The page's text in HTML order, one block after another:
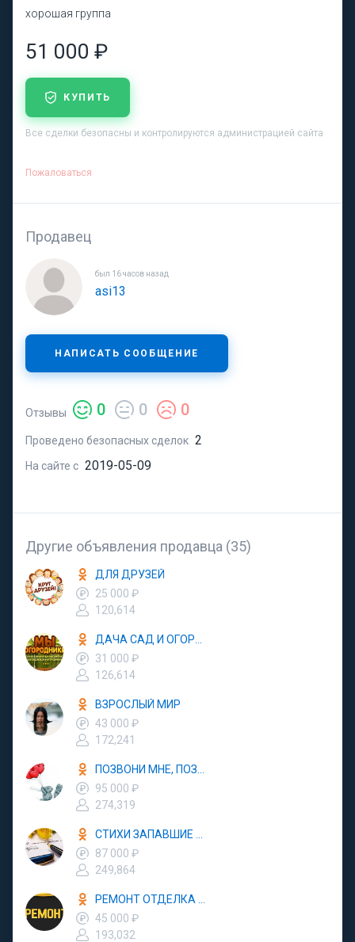
хорошая группа
51 000 ₽
КУПИТЬ
Все сделки безопасны и контролируются администрацией сайта
Пожаловаться
Продавец
был 16 часов назад
asi13
НАПИСАТЬ СООБЩЕНИЕ
Отзывы 0 0 0
Проведено безопасных сделок 2
На сайте с 2019-05-09
Другие объявления продавца (35)
ДЛЯ ДРУЗЕЙ
25 000 ₽
120,614
31 000 ₽
126,614
ВЗРОСЛЫЙ МИР
43 000 ₽
172,241
95 000 ₽
274,319
87 000 ₽
249,864
45 000 ₽
193,032